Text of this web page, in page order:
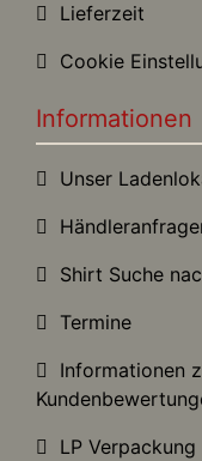
Lieferzeit
Cookie
Informationen
Unser
Shirt Suche
Termine
Informationen
LP Verpackung